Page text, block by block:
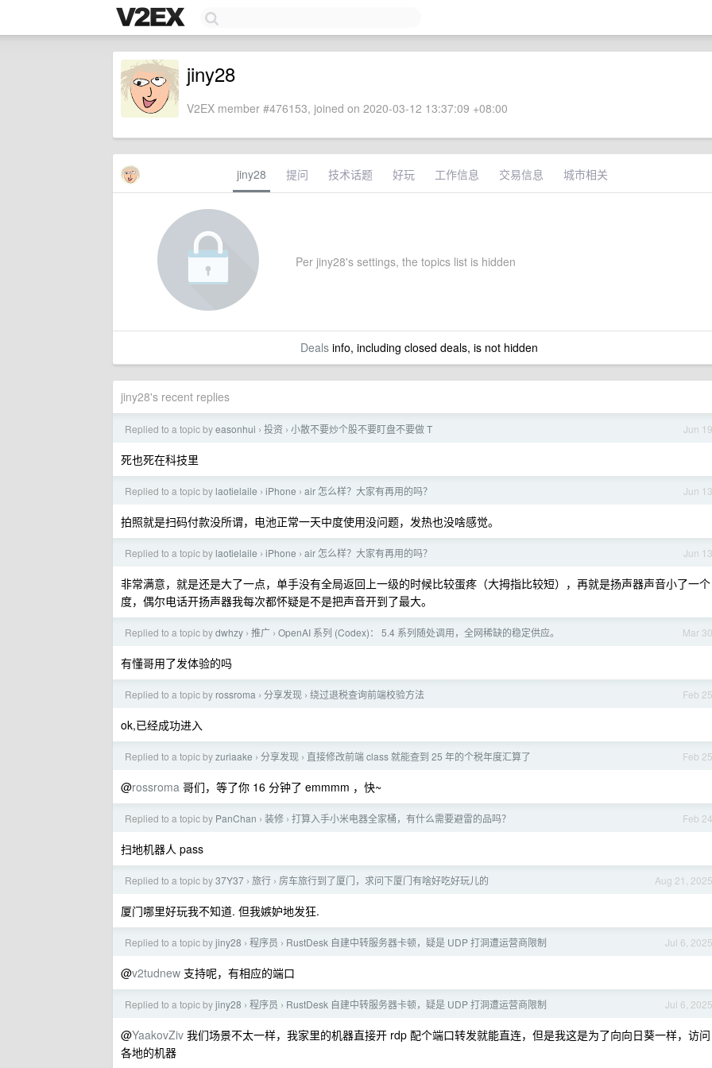
jiny28
V2EX member #476153, joined on 2020-03-12 13:37:09 +08:00
jiny28 提问 技术话题 好玩 工作信息 交易信息 城市相关
Per jiny28's settings, the topics list is hidden
Dealsinfo, including closed deals, is not hidden
jiny28's recent replies
Jun 19
Replied to a topic byeasonhui › 投资 › 小散不要炒个股不要盯盘不要做 T
死也死在科技里
Jun 13
Replied to a topic by laotielaile › iPhone › air 怎么样？大家有再用的吗？
拍照就是扫码付款没所谓，电池正常一天中度使用没问题，发热也没啥感觉。
Jun 13
Replied to a topic by laotielaile › iPhone › air 怎么样？大家有再用的吗？
非常满意，就是还是大了一点，单手没有全局返回上一级的时候比较蛋疼（大拇指比较短），再就是扬声器声音小了一个
度，偶尔电话开扬声器我每次都怀疑是不是把声音开到了最大。
Mar 30
Replied to a topic bydwhzy › 推广 › OpenAI 系列 (Codex)： 5.4 系列随处调用，全网稀缺的稳定供应。
有懂哥用了发体验的吗
Feb 25
Replied to a topic by rossroma › 分享发现 › 绕过退税查询前端校验方法
ok,已经成功进入
Feb 25
Replied to a topic byzuriaake › 分享发现 › 直接修改前端 class 就能查到 25 年的个税年度汇算了
@rossroma 哥们，等了你 16 分钟了 emmmm ，快~
Feb 24
Replied to a topic by PanChan › 装修 › 打算入手小米电器全家桶，有什么需要避雷的品吗？
扫地机器人 pass
Aug 21, 2025
Replied to a topic by37Y37 › 旅行 › 房车旅行到了厦门，求问下厦门有啥好吃好玩儿的
厦门哪里好玩我不知道. 但我嫉妒地发狂.
Jul 6, 2025
Replied to a topic byjiny28 › 程序员 › RustDesk 自建中转服务器卡顿，疑是 UDP 打洞遭运营商限制
@v2tudnew 支持呢，有相应的端口
Jul 6, 2025
Replied to a topic byjiny28 › 程序员 › RustDesk 自建中转服务器卡顿，疑是 UDP 打洞遭运营商限制
@YaakovZiv 我们场景不太一样，我家里的机器直接开 rdp 配个端口转发就能直连，但是我这是为了向向日葵一样，访问
各地的机器